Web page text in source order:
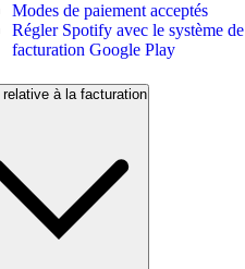
Modes de paiement acceptés
Régler Spotify avec le système de
facturation Google Play
relative à la facturation